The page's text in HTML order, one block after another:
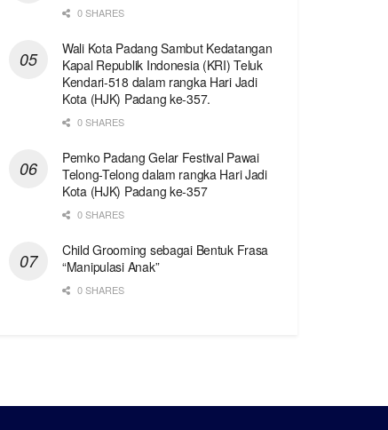
0 SHARES
Wali Kota Padang Sambut Kedatangan
Kapal Republik Indonesia (KRI) Teluk
Kendari-518 dalam rangka Hari Jadi
Kota (HJK) Padang ke-357.
0 SHARES
Pemko Padang Gelar Festival Pawai
Telong-Telong dalam rangka Hari Jadi
Kota (HJK) Padang ke-357
0 SHARES
Child Grooming sebagai Bentuk Frasa
“Manipulasi Anak”
0 SHARES